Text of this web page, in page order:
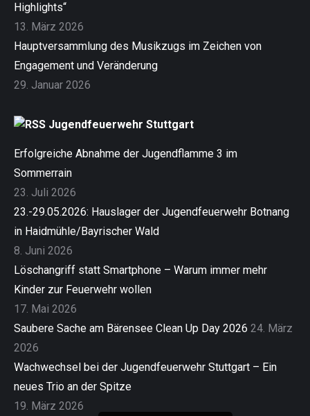
Highlights“
13. März 2026
Hauptversammlung des Musikzugs im Zeichen von
Engagement und Veränderung
29. Januar 2026
Jugendfeuerwehr Stuttgart
Erfolgreiche Abnahme der Jugendflamme 3 im
Sommerrain
23. Juli 2026
23.-29.05.2026: Hauslager der Jugendfeuerwehr Botnang
in Haidmühle/Bayrischer Wald
8. Juni 2026
Löschangriff statt Smartphone – Warum immer mehr
Kinder zur Feuerwehr wollen
17. Mai 2026
Saubere Sache am Bärensee Clean Up Day 2026 24. März
2026
Wachwechsel bei der Jugendfeuerwehr Stuttgart – Ein
neues Trio an der Spitze
19. März 2026